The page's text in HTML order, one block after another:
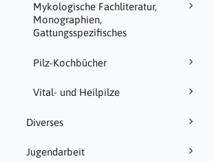
Mykologische Fachliteratur,
Monographien,
Gattungsspezifisches
Pilz-Kochbücher
Vital- und Heilpilze
Diverses
Jugendarbeit